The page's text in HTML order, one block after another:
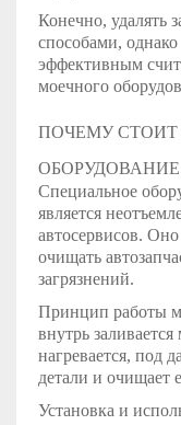
Конечно, удалять
способами,
эффективным
моечного
ПОЧЕМУ СТОИТ
ОБОРУДОВАНИЕ
Специальное
является
автосервисов.
очищать
загрязнений.
Принцип работы
внутрь
нагревается, под
детали и очищает
Установка и